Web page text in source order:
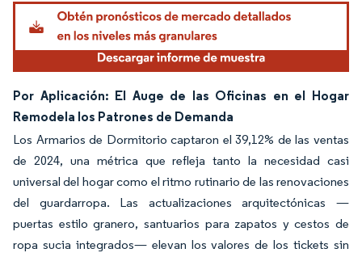
Por Aplicación: El Auge de las Oficinas en el Hogar
Remodela los Patrones de Demanda
Los Armarios de Dormitorio captaron el 39,12% de las ventas
de 2024, una métrica que refleja tanto la necesidad casi
universal del hogar como el ritmo rutinario de las renovaciones
del guardarropa. Las actualizaciones arquitectónicas —
puertas estilo granero, santuarios para zapatos y cestos de
ropa sucia integrados— elevan los valores de los tickets sin